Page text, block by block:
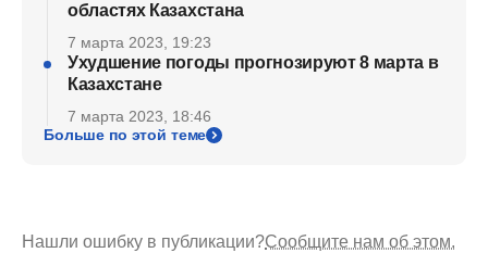
областях Казахстана
7 марта 2023, 19:23
Ухудшение погоды прогнозируют 8 марта в
Казахстане
7 марта 2023, 18:46
Больше по этой теме
Нашли ошибку в публикации?Сообщите нам об этом.